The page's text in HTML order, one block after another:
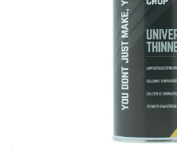
skickas
från 1 670 kr
retur- och bytesrätt
(7